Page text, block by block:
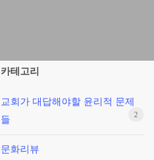
카테고리
교회가 대답해야할 윤리적 문제
들
2
문화리뷰